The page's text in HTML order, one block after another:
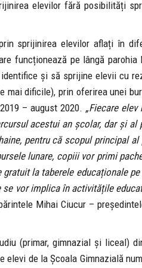
elevilor fără posibilități
sprijinirea elevilor aflați în
funcționează pe lângă parohia
și să sprijine elevii cu
dificile), prin oferirea unei
– august 2020. „Fiecare elev
acestui an școlar, dar și al
pentru că scopul principal al
lunare, copiii vor primi
la taberele educaționale
vor implica în activitățile
Mihai Ciucur –
(primar, gimnazial și liceal)
de la Școala Gimnazială